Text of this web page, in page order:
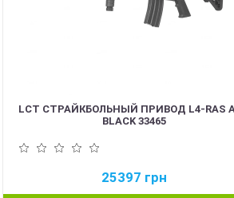
LCT СТРАЙКБОЛЬНЫЙ ПРИВОД L4-RAS
BLACK 33465
25397 грн